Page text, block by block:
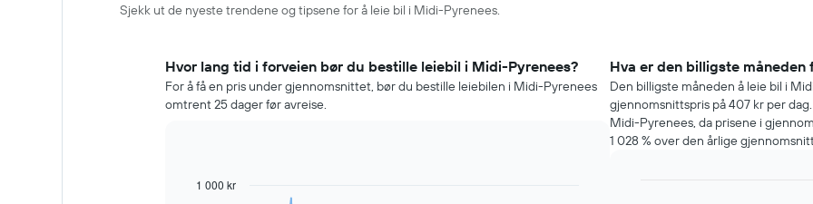
Sjekk ut de nyeste trendene og tipsene for å leie bil i Midi-Pyrenees.
Hvor lang tid i forveien bør du bestille leiebil i Midi-Pyrenees?
For å få en pris under gjennomsnittet, bør du bestille leiebilen i Midi-Pyrenees
omtrent 25 dager før avreise.
Line
Chart
1 000 kr
Hva er den billigste
Den billigste måneden å leie bil i
gjennomsnittspris på 407 kr per
Midi-Pyrenees, da prisene i
1 028 % over den årlige